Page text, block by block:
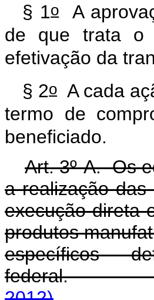
§ 1oA
de que trata o
efetivação da
§ 2oA cada
termo de
beneficiado.
Art. 3º-A. Os
a realização
execução direta
produtos
específicos